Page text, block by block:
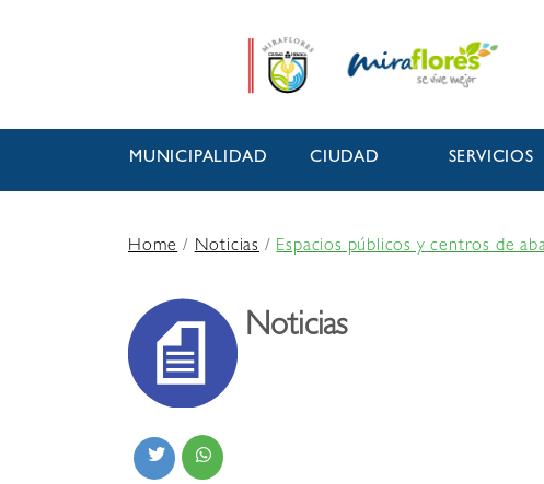
MUNICIPALIDAD CIUDAD SERVICIOS
Home/Noticias /Espacios públicos y centros de
Noticias